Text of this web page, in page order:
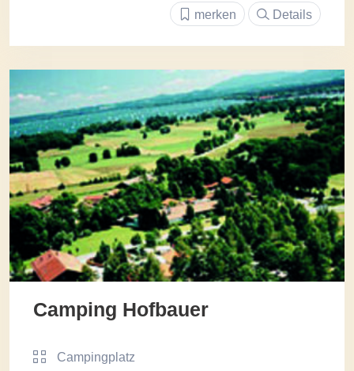
merken Details
Camping Hofbauer
Campingplatz